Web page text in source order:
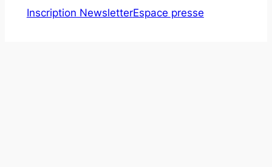
Inscription NewsletterEspace presse